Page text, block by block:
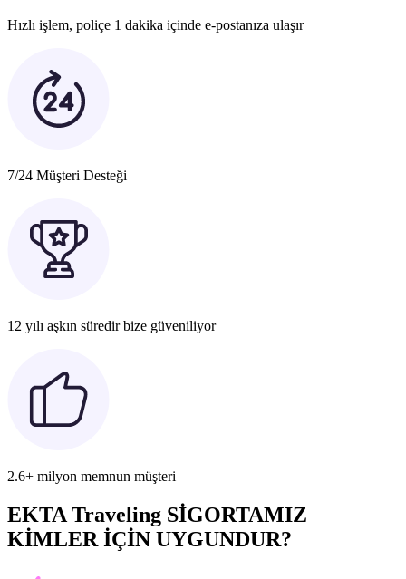
Hızlı işlem, poliçe 1 dakika içinde e-postanıza ulaşır
7/24 Müşteri Desteği
12 yılı aşkın süredir bize güveniliyor
2.6+ milyon memnun müşteri
EKTA Traveling SİGORTAMIZ
KİMLER İÇİN UYGUNDUR?